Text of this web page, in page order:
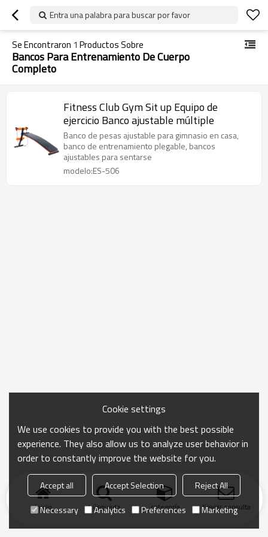
Entra una palabra para buscar por favor
Se Encontraron 1 Productos Sobre
Bancos Para Entrenamiento De Cuerpo
Completo
Fitness Club Gym Sit up Equipo de
ejercicio Banco ajustable múltiple
Banco de pesas ajustable para gimnasio en casa,
banco de entrenamiento plegable, bancos
ajustables para sentarse
modelo:ES-506
Inicio búsqueda categoría Enviar consulta
Cookie settings
We use cookies to provide you with the best possible
experience. They also allow us to analyze user behavior in
order to constantly improve the website for you.
Accept all Accept Selection
Reject All
Necessary
Analytics Preferences Marketing